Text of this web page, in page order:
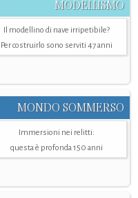
MODELLISMO
Il modellino di nave irripetibile?
Per costruirlo sono serviti 47 anni
MONDO SOMMERSO
Immersioni nei relitti:
questa è profonda 150 anni